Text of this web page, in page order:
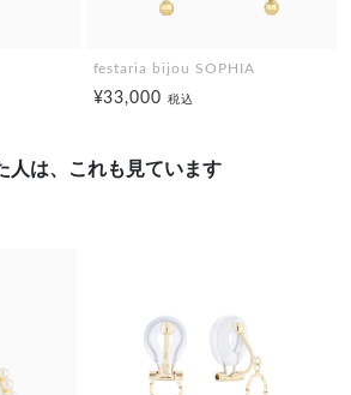
festaria bijou SOPHIA
¥33,000税込
人は、これも見ています